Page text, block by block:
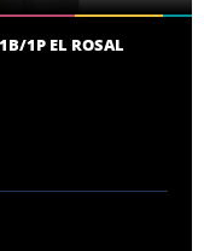
1P EL ROSAL